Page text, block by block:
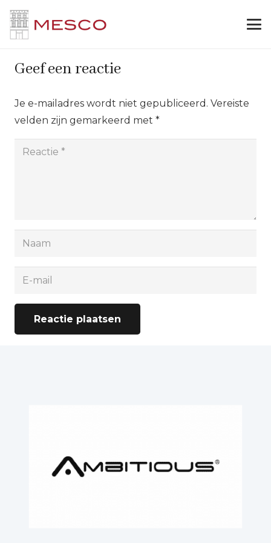
Geef een reactie
Je e-mailadres wordt niet gepubliceerd. Vereiste
velden zijn gemarkeerd met *
Reactie plaatsen